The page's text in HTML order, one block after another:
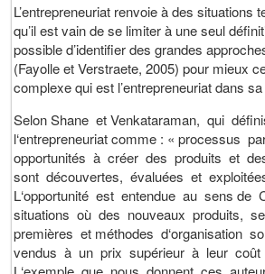
L’entrepreneuriat renvoie à des situations
qu’il est vain de se limiter à une seul
possible d’identifier des grandes
(Fayolle et Verstraete, 2005) pour mieux
complexe qui est l’entrepreneuriat dans
Selon Shane et Venkataraman, qui
l‘entrepreneuriat comme : « processus
opportunités à créer des produits et
sont découvertes, évaluées et
L‘opportunité est entendue au sens de
situations où des nouveaux produits,
premières et méthodes d‘organisation
vendus à un prix supérieur à leur coût